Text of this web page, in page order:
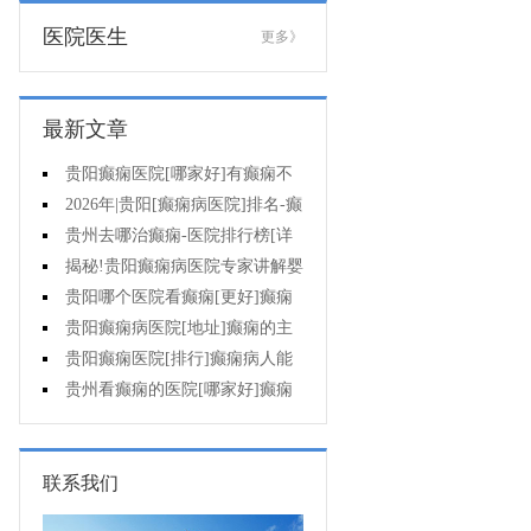
医院医生 更多》
最新文章
贵阳癫痫医院[哪家好]有癫痫不
能吃什么?
2026年|贵阳[癫痫病医院]排名-癫
痫病人检查对身体有影响吗?
贵州去哪治癫痫-医院排行榜[详
细排名]癫痫会导致病人精神失常
吗?
揭秘!贵阳癫痫病医院专家讲解婴
儿为什么会得癫痫呢
贵阳哪个医院看癫痫[更好]癫痫
发作有什么症状表现?
贵阳癫痫病医院[地址]癫痫的主
要症状是什么?
贵阳癫痫医院[排行]癫痫病人能
熬夜吗?
贵州看癫痫的医院[哪家好]癫痫
的三大类原因?
联系我们